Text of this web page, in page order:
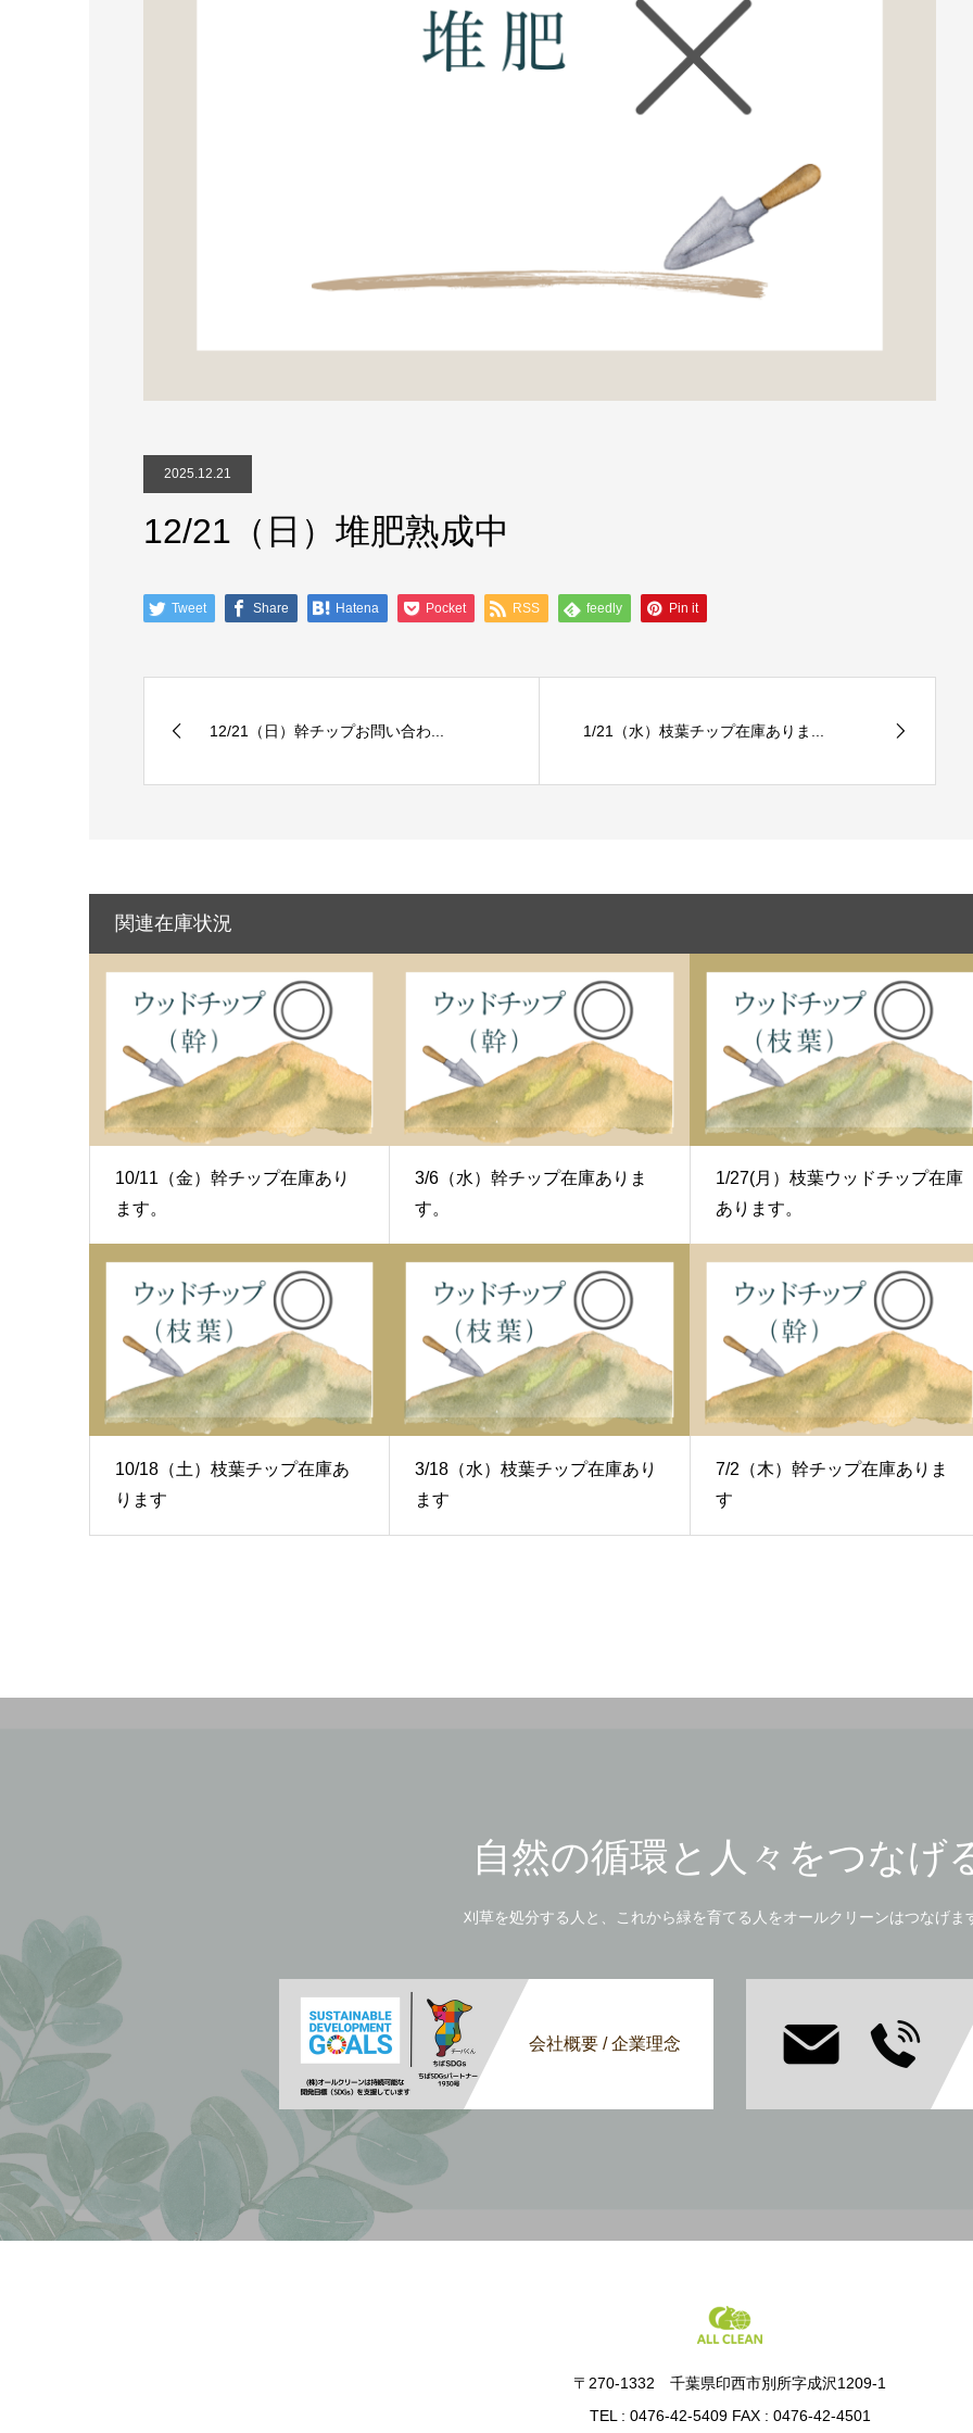
2025.12.21
12/21（日）堆肥熟成中
Tweet Share Hatena Pocket RSS feedly Pin it
12/21（日）幹チップお問い合わ... 1/21（水）枝葉チップ在庫ありま...
関連在庫状況
10/11（金）幹チップ在庫あり
ます。
3/6（水）幹チップ在庫ありま
す。
1/27(月）枝葉ウッドチップ在庫
あります。
10/18（土）枝葉チップ在庫あ
ります
3/18（水）枝葉チップ在庫あり
ます
7/2（木）幹チップ在庫ありま
す
自然の循環と人々をつなげ
刈草を処分する人と、これから緑を育てる人をオールクリーンはつなげま
会社概要 / 企業理念
〒270-1332 千葉県印西市別所字成沢1209-1
TEL : 0476-42-5409 FAX : 0476-42-4501